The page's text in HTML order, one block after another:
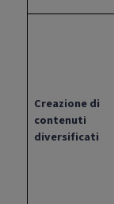
Creazione di
contenuti
diversificati